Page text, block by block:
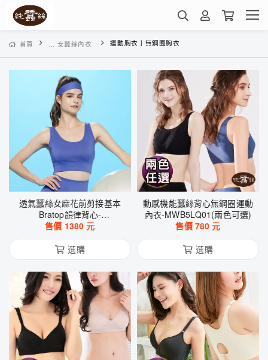
首頁 ... 女蠶絲內衣 運動胸衣丨無鋼圈胸衣
透氣蠶絲女麻花前剪接基本
Bratop韻律背心-
WWF2HF0146(青花藍)
售價 1380 元
選購
動感機能蠶絲背心無鋼圈運動
內衣-MWB5LQ01(兩色可選)
售價 780 元
選購